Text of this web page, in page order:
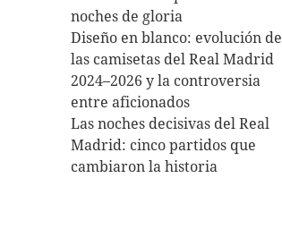
noches de gloria
Diseño en blanco: evolución de
las camisetas del Real Madrid
2024–2026 y la controversia
entre aficionados
Las noches decisivas del Real
Madrid: cinco partidos que
cambiaron la historia